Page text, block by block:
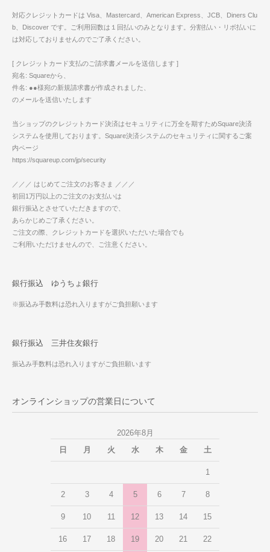
対応クレジットカードは Visa、Mastercard、American Express、JCB、Diners Clu
b、Discover です。ご利用回数は１回払いのみとなります。分割払い・リボ払いに
は対応しておりませんのでご了承ください。
[ クレジットカード支払のご請求書メールを送信します ]
宛名: Squareから、
件名: ●●様宛の新規請求書が作成されました、
のメールを送信いたします
当ショップのクレジットカード決済はセキュリティに万全を期すためSquare決済
システムを使用しております。Square決済システムのセキュリティに関するご案
内ページ
https://squareup.com/jp/security
／／／ はじめてご注文のお客さま ／／／
初回1万円以上のご注文のお支払いは
銀行振込とさせていただきますので、
あらかじめご了承ください。
ご注文の際、クレジットカードを選択いただいた場合でも
ご利用いただけませんので、ご注意ください。
銀行振込 ゆうちょ銀行
※振込み手数料は恐れ入りますがご負担願います
銀行振込 三井住友銀行
振込み手数料は恐れ入りますがご負担願います
オンラインショップの営業日について
2026年8月
日
月 火 水 木 金 土
1
2 3 4 5 6 7 8
9 10 11 12 13 14 15
16 17 18 19 20 21 22